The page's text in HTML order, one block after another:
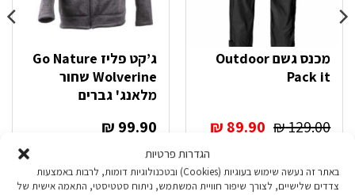
הגדרות פרטיות
באתר זה נעשה שימוש בעוגיות (Cookies) ובטכנולוגיות דומות, לרבות באמצעות
צדדים שלישיים, לצורך שיפור חוויית המשתמש, ניתוח סטטיסטי, התאמה אישית של
מכנס גשם Outdoor
Pack it
₪129.00
המחיר
₪ 129.00.
₪ 89.90
המחיר
הוא:
₪ 89.90.
למוצר
ג’קט פליז Go Nature
Wolverine שחור
מלאנג' גברים
₪ 99.90
בחר אפשרויות
למוצר